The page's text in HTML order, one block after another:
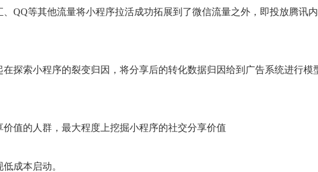
QQ等其他流量将小程序拉活成功拓展到了微信流量之外，即投放腾讯
探索小程序的裂变归因，将分享后的转化数据归因给到广告系统进行模
值的人群，最大程度上挖掘小程序的社交分享价值
成本启动。